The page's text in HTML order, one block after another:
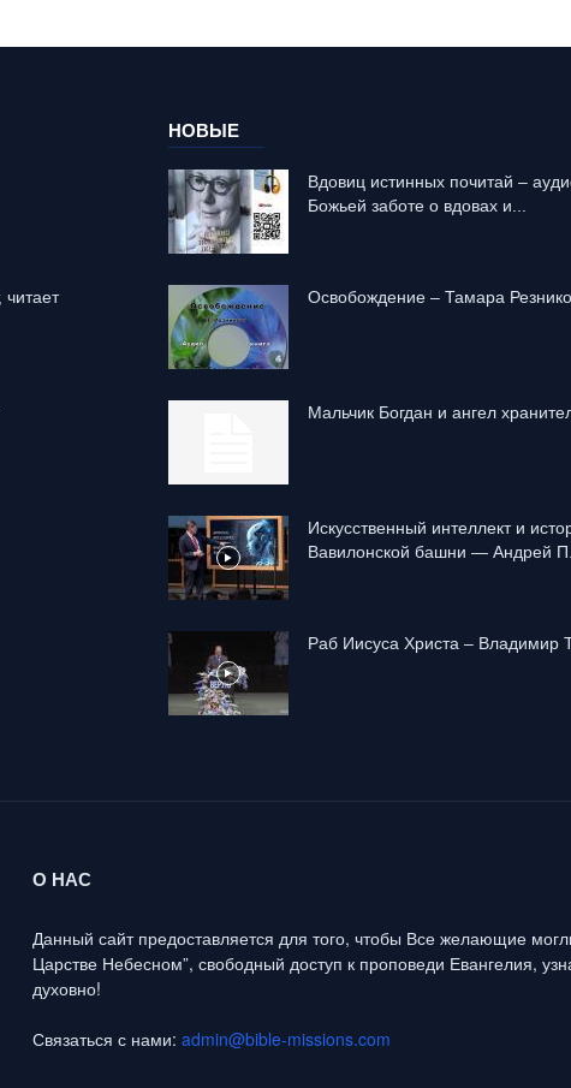
НОВЫЕ
Вдовиц истинных почитай –
Божьей заботе о вдовах и...
Освобождение – Тамара
Mальчик Богдан и ангел
Искусственный интеллект и
Вавилонской башни — Андрей
Раб Иисуса Христа – Владимир
О НАС
Данный сайт предоставляется для того, чтобы Все желающие
Царстве Небесном”, свободный доступ к проповеди Евангелия,
духовно!
Связаться с нами: admin@bible-missions.com